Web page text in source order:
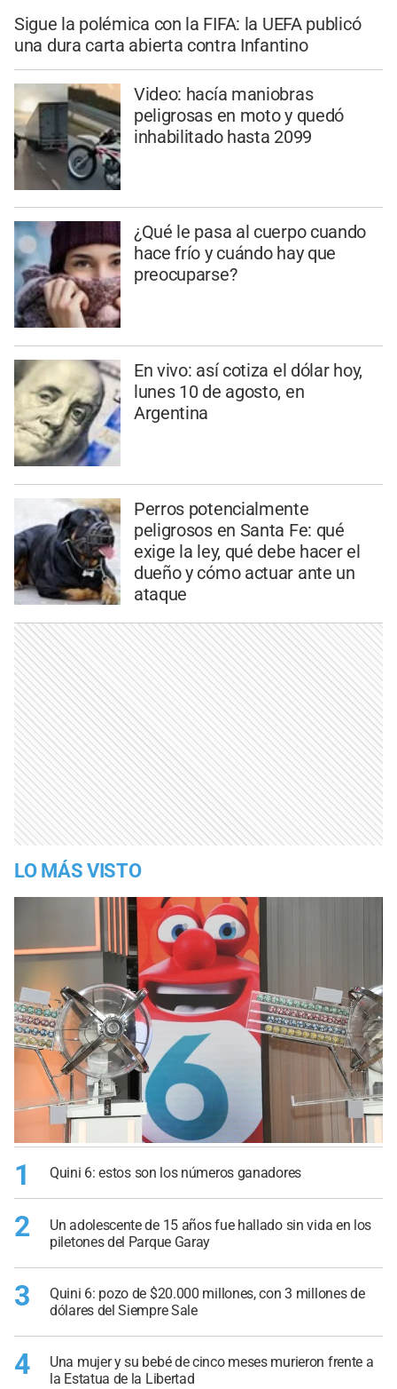
Sigue la polémica con la FIFA: la UEFA publicó
una dura carta abierta contra Infantino
Video: hacía maniobras
peligrosas en moto y quedó
inhabilitado hasta 2099
¿Qué le pasa al cuerpo cuando
hace frío y cuándo hay que
preocuparse?
En vivo: así cotiza el dólar hoy,
lunes 10 de agosto, en
Argentina
Perros potencialmente
peligrosos en Santa Fe: qué
exige la ley, qué debe hacer el
dueño y cómo actuar ante un
ataque
LO MÁS VISTO
1 Quini 6: estos son los números ganadores
2
Un adolescente de 15 años fue hallado sin vida en los
piletones del Parque Garay
3
Quini 6: pozo de $20.000 millones, con 3 millones de
dólares del Siempre Sale
4
Una mujer y su bebé de cinco meses murieron frente a
la Estatua de la Libertad